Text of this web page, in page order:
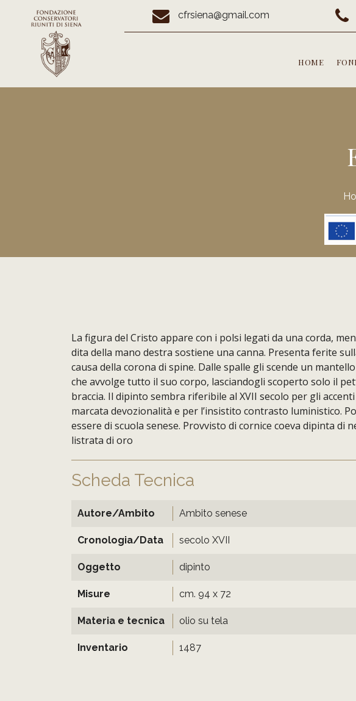
cfrsiena@gmail.com
HOME
La figura del Cristo appare con i polsi legati da una corda,
dita della mano destra sostiene una canna. Presenta ferite
causa della corona di spine. Dalle spalle gli scende un
che avvolge tutto il suo corpo, lasciandogli scoperto solo il
braccia. Il dipinto sembra riferibile al XVII secolo per gli
marcata devozionalità e per l’insistito contrasto luministico.
essere di scuola senese. Provvisto di cornice coeva dipinta di
listrata di oro
Scheda Tecnica
Autore/Ambito Ambito senese
Cronologia/Data secolo XVII
Oggetto dipinto
Misure cm. 94 x 72
Materia e tecnica olio su tela
Inventario 1487